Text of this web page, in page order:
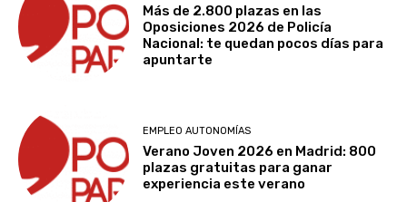
Más de 2.800 plazas en las
Oposiciones 2026 de Policía
Nacional: te quedan pocos días para
apuntarte
EMPLEO AUTONOMÍAS
Verano Joven 2026 en Madrid: 800
plazas gratuitas para ganar
experiencia este verano